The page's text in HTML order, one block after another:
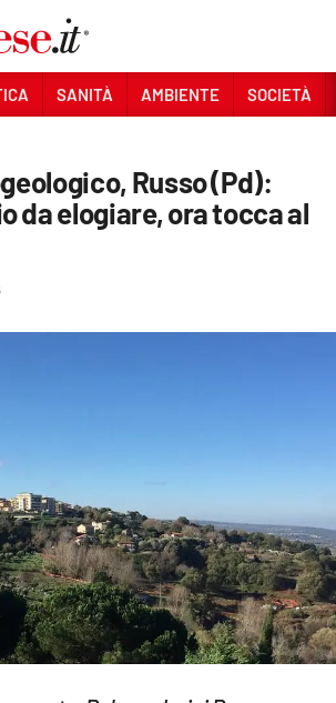
SANITÀ AMBIENTE SOCIETÀ
Russo (Pd):
da elogiare, ora tocca al